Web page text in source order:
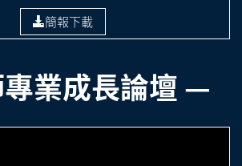
簡報下載
業成長論壇 —